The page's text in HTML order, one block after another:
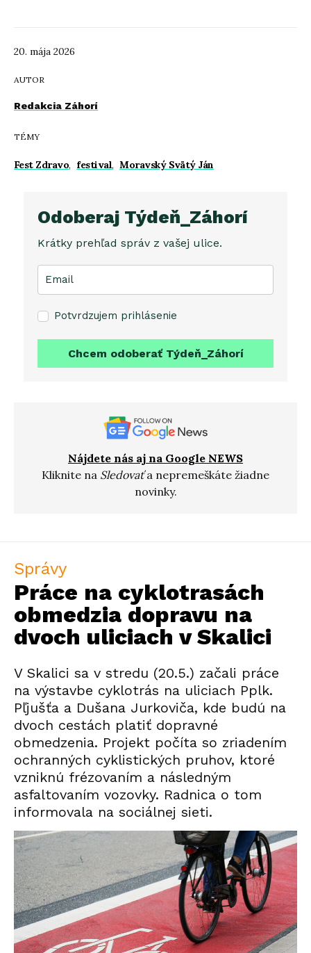
20. mája 2026
AUTOR
Redakcia Záhorí
TÉMY
Fest Zdravo, festival, Moravský Svätý Ján
Odoberaj Týdeň_Záhorí
Krátky prehľad správ z vašej ulice.
Potvrdzujem prihlásenie
Chcem odoberať Týdeň_Záhorí
Nájdete nás aj na Google NEWS
Kliknite na Sledovaťa nepremeškáte žiadne
novinky.
Správy
Práce na cyklotrasách
obmedzia dopravu na
dvoch uliciach v Skalici
V Skalici sa v stredu (20.5.) začali práce
na výstavbe cyklotrás na uliciach Pplk.
Pľjušťa a Dušana Jurkoviča, kde budú na
dvoch cestách platiť dopravné
obmedzenia. Projekt počíta so zriadením
ochranných cyklistických pruhov, ktoré
vzniknú frézovaním a následným
asfaltovaním vozovky. Radnica o tom
informovala na sociálnej sieti.